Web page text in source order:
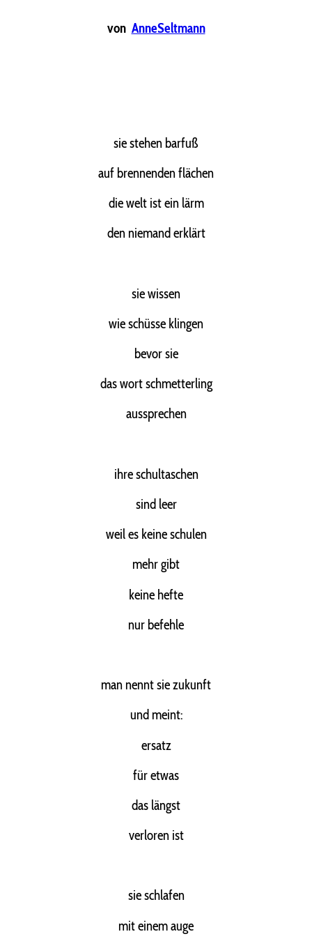
von AnneSeltmann
sie stehen barfuß
auf brennenden flächen
die welt ist ein lärm
den niemand erklärt
sie wissen
wie schüsse klingen
bevor sie
das wort schmetterling
aussprechen
ihre schultaschen
sind leer
weil es keine schulen
mehr gibt
keine hefte
nur befehle
man nennt sie zukunft
und meint:
ersatz
für etwas
das längst
verloren ist
sie schlafen
mit einem auge